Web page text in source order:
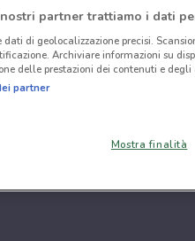
partner trattiamo i dati
dati di geolocalizzazione precisi.
Archiviare informazioni su
delle prestazioni dei contenuti e
partner
Mostra finalità